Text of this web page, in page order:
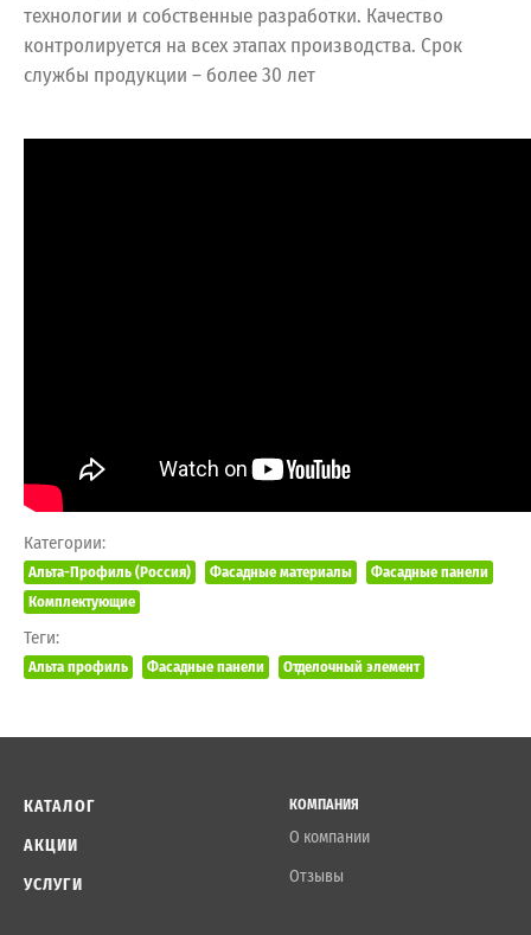
технологии и собственные разработки. Качество
контролируется на всех этапах производства. Срок
службы продукции – более 30 лет
Категории:
Альта-Профиль (Россия) Фасадные материалы
Фасадные панели
Комплектующие
Теги:
Альта профиль Фасадные панели Отделочный элемент
КАТАЛОГ
АКЦИИ
УСЛУГИ
КОМПАНИЯ
О компании
Отзывы